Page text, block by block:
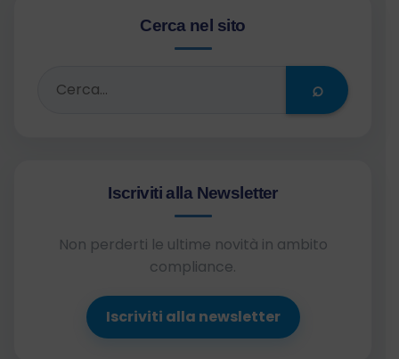
Cerca nel sito
⌕
Iscriviti alla Newsletter
Non perderti le ultime novità in ambito
compliance.
Iscriviti alla newsletter